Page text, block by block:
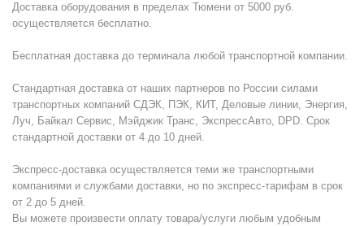
Доставка оборудования в пределах Тюмени от 5000 руб.
осуществляется бесплатно.
Бесплатная доставка до терминала любой транспортной компании.
Стандартная доставка от наших партнеров по России силами
транспортных компаний СДЭК, ПЭК, КИТ, Деловые линии, Энергия,
Луч, Байкал Сервис, Мэйджик Транс, ЭкспрессАвто, DPD. Срок
стандартной доставки от 4 до 10 дней.
Экспресс-доставка осуществляется теми же транспортными
компаниями и службами доставки, но по экспресс-тарифам в срок
от 2 до 5 дней.
Вы можете произвести оплату товара/услуги любым удобным